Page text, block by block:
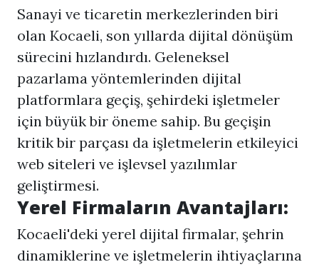
Sanayi ve ticaretin merkezlerinden biri
olan Kocaeli, son yıllarda dijital dönüşüm
sürecini hızlandırdı. Geleneksel
pazarlama yöntemlerinden dijital
platformlara geçiş, şehirdeki işletmeler
için büyük bir öneme sahip. Bu geçişin
kritik bir parçası da işletmelerin etkileyici
web siteleri ve işlevsel yazılımlar
geliştirmesi.
Yerel Firmaların Avantajları:
Kocaeli'deki yerel dijital firmalar, şehrin
dinamiklerine ve işletmelerin ihtiyaçlarına